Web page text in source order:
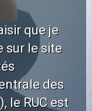
que je
sur le site
des
le RUC est